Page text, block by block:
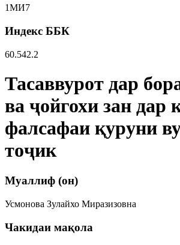
1МИ7
Индекс ББК
60.542.2
Тасаввурот дар
ва ҷойгохи зан дар
фалсафаи қуруни
тоҷик
Муаллиф (он)
Усмонова Зулайхо Миразизовна
Чакидаи мақола